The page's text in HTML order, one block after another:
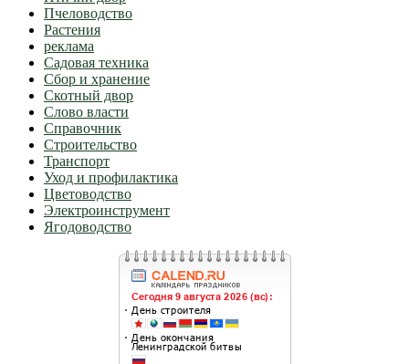
Пчеловодство
Растения
реклама
Садовая техника
Сбор и хранение
Скотный двор
Слово власти
Справочник
Строительство
Транспорт
Уход и профилактика
Цветоводство
Электроинструмент
Ягодоводство